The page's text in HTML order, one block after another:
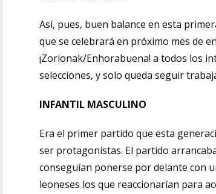
Así, pues, buen balance en esta
que se celebrará en próximo mes de
¡Zorionak/Enhorabuena! a todos los
selecciones, y solo queda seguir
INFANTIL MASCULINO
Era el primer partido que esta
ser protagonistas. El partido
conseguían ponerse por delante con
leoneses los que reaccionarían para